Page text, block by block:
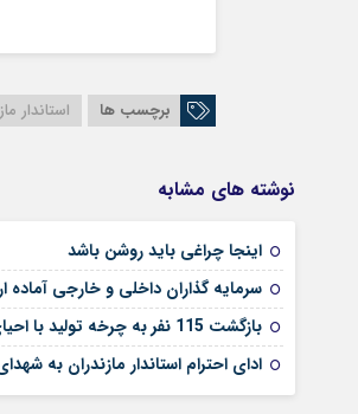
برچسب ها استاندار
نوشته های مشابه
اینجا چراغی باید روشن باشد
سرمایه گذاران داخلی و خارجی
بازگشت 115 نفر به چرخه تولید با احیای واحدهای خرد در مازندران
ادای احترام استاندار مازندران به